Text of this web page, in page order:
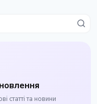
статті та новини